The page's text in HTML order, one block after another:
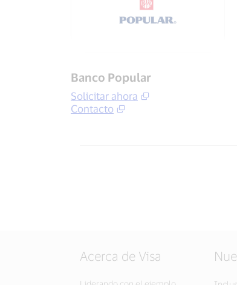
Banco Popular
Solicitar ahora
Contacto
Acerca de Visa